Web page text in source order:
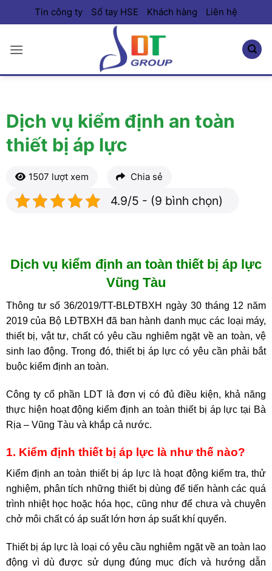
qua
dung
Tin công ty Sổ tay HSE Khách hàng Liên hệ
Dịch vụ kiểm định an toàn
thiết bị áp lực
1507 lượt xem Chia sẻ
4.9/5 - (9 bình chọn)
Dịch vụ kiểm định an toàn thiết bị áp lực
Vũng Tàu
Thông tư số 36/2019/TT-BLĐTBXH ngày 30 tháng 12 năm
2019 của Bộ LĐTBXH đã ban hành danh mục các loại máy,
thiết bị, vật tư, chất có yêu cầu nghiêm ngặt về an toàn, vệ
sinh lao động. Trong đó, thiết bị áp lực có yêu cần phải bắt
buộc kiểm định an toàn.
Công ty cổ phần LDT là đơn vị có đủ điều kiện, khả năng
thực hiện hoạt động kiểm định an toàn thiết bị áp lực tại Bà
Rịa – Vũng Tàu và khắp cả nước.
1. Kiểm định thiết bị áp lực là như thế nào?
Kiểm định an toàn thiết bị áp lực là hoạt động kiểm tra, thử
nghiệm, phân tích những thiết bị dùng để tiến hành các quá
trình nhiệt học hoặc hóa học, cũng như để chưa và chuyên
chở môi chất có áp suất lớn hơn áp suất khí quyển.
Thiết bị áp lực là loại có yêu cầu nghiêm ngặt về an toàn lao
động vì dù được sử dụng đúng mục đích và hướng dẫn